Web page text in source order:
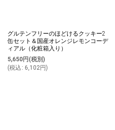
グルテンフリーのほどけるクッキー2
缶セット＆国産オレンジレモンコーデ
ィアル（化粧箱入り）
5,650円 (税別)
(税込 : 6,102円)